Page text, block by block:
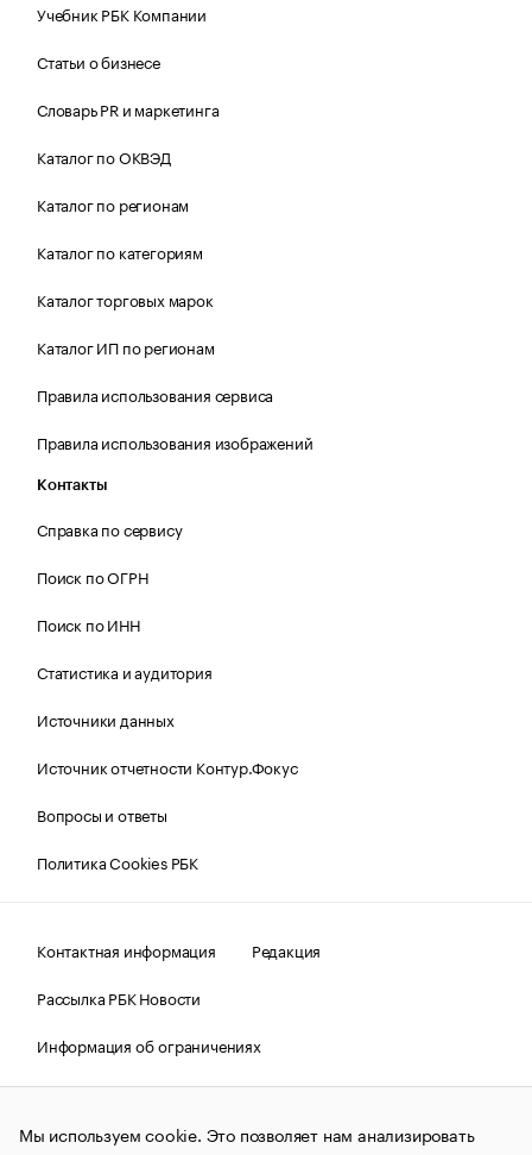
Учебник РБК Компании
Статьи о бизнесе
Словарь PR и маркетинга
Каталог по ОКВЭД
Каталог по регионам
Каталог по категориям
Каталог торговых марок
Каталог ИП по регионам
Правила использования сервиса
Правила использования изображений
Контакты
Справка по сервису
Поиск по ОГРН
Поиск по ИНН
Статистика и аудитория
Источники данных
Источник отчетности Контур.Фокус
Вопросы и ответы
Политика Cookies РБК
Контактная информация
Редакция
Рассылка РБК Новости
Информация об ограничениях
Правовая информация
О соблюдении авторских прав
© АО «РОСБИЗНЕСКОНСАЛТИНГ»,1995–2026.Сообщения
Мы используем cookie. Это позволяет нам анализировать